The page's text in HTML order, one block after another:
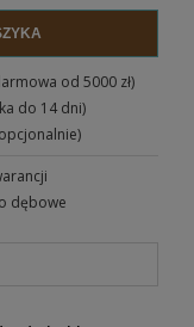
od 5000 zł)
do 14 dni)
dębowe